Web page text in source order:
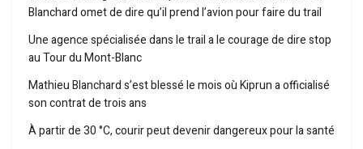
Blanchard omet de dire qu’il prend l’avion pour faire du trail
Une agence spécialisée dans le trail a le courage de dire stop
au Tour du Mont-Blanc
Mathieu Blanchard s’est blessé le mois où Kiprun a officialisé
son contrat de trois ans
À partir de 30 °C, courir peut devenir dangereux pour la santé